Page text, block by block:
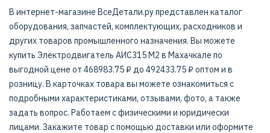
В интернет-магазине ВсеДетали.ру представлен каталог
оборудования, запчастей, комплектующих, расходников и
других товаров промышленного назначения. Вы можете
купить Электродвигатель АИС315 M2 в Махачкале по
выгодной цене от 468983.75 ₽ до 492433.75 ₽ оптом и в
розницу. В карточках товара вы можете ознакомиться с
подробными характеристиками, отзывами, фото, а также
задать вопрос. Работаем с физическими и юридически
лицами. Закажите товар с помощью доставки или оформите